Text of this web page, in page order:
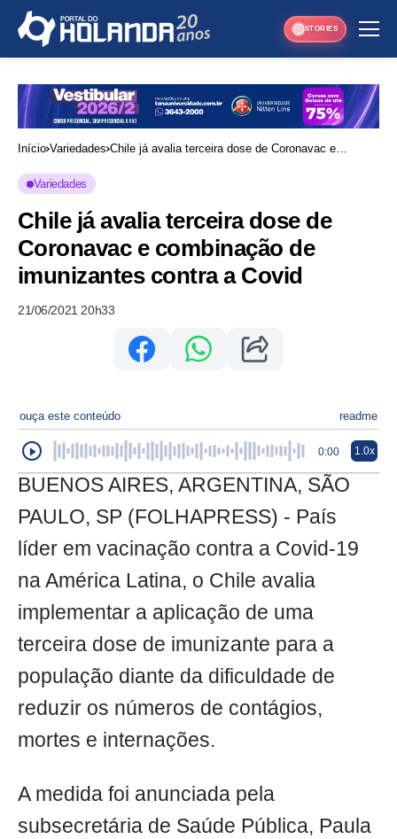
STORIES
Início Variedades Chile já avalia terceira dose de Coronavac e
Variedades
Chile já avalia terceira dose de
Coronavac e combinação de
imunizantes contra a Covid
21/06/2021 20h33
ouça este conteúdo readme
0:00 1.0x
BUENOS AIRES, ARGENTINA, SÃO
PAULO, SP (FOLHAPRESS) - País
líder em vacinação contra a Covid-19
na América Latina, o Chile avalia
implementar a aplicação de uma
terceira dose de imunizante para a
população diante da dificuldade de
reduzir os números de contágios,
mortes e internações.
A medida foi anunciada pela
subsecretária de Saúde Pública, Paula